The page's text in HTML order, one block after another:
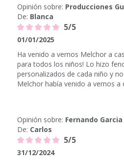
Opinión sobre: Producciones
De: Blanca
5/5
01/01/2025
Ha venido a vernos Melchor a
para todos los niños! Lo hizo
personalizados de cada niño y
Melchor había venido a vernos a
Opinión sobre: Fernando Garcia
De: Carlos
5/5
31/12/2024